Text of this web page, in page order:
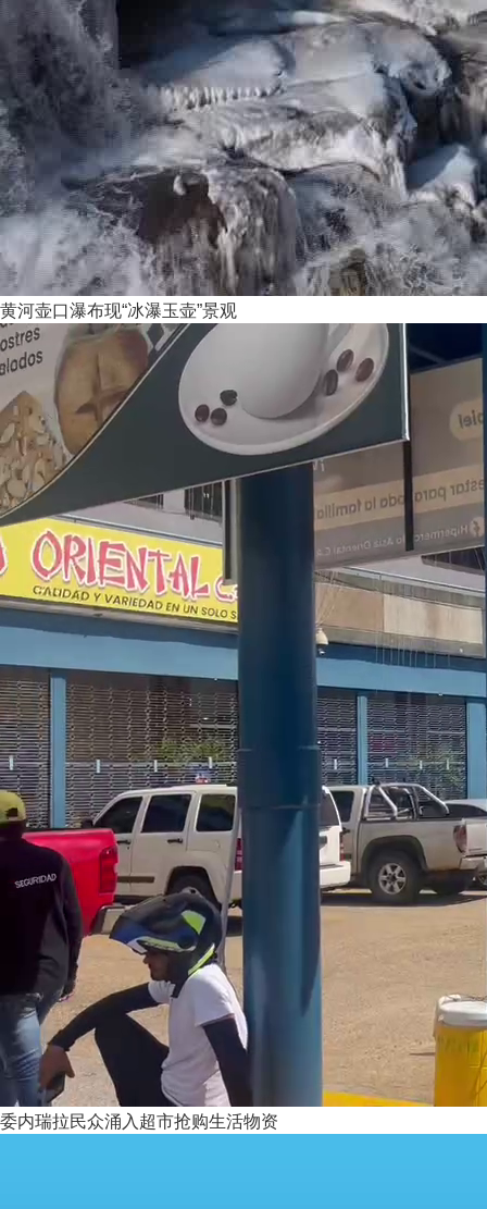
黄河壶口瀑布现“冰瀑玉壶”景观
委内瑞拉民众涌入超市抢购生活物资